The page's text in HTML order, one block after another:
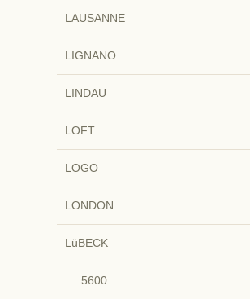
LAUSANNE
LIGNANO
LINDAU
LOFT
LOGO
LONDON
LüBECK
5600